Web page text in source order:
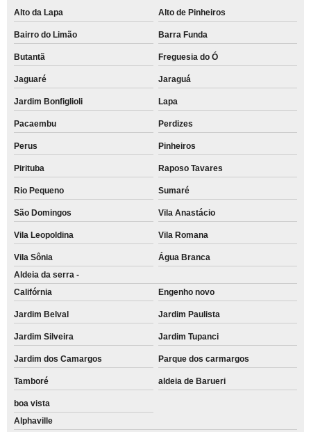
Alto da Lapa Alto de Pinheiros
Bairro do Limão Barra Funda
Butantã Freguesia do Ó
Jaguaré Jaraguá
Jardim Bonfiglioli Lapa
Pacaembu Perdizes
Perus Pinheiros
Pirituba Raposo Tavares
Rio Pequeno Sumaré
São Domingos Vila Anastácio
Vila Leopoldina Vila Romana
Vila Sônia
Água Branca
Aldeia da serra -
Califórnia
Engenho novo
Jardim Belval Jardim Paulista
Jardim Silveira Jardim Tupanci
Jardim dos Camargos Parque dos carmargos
Tamboré aldeia de Barueri
boa vista
Alphaville